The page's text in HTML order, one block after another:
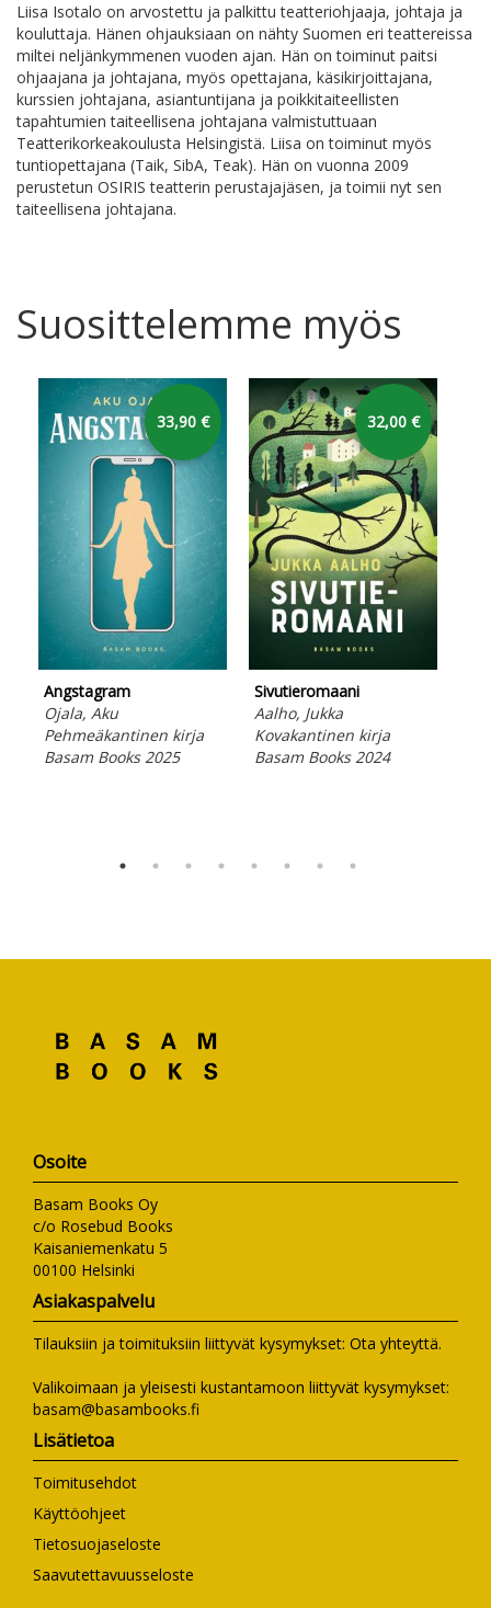
Liisa Isotalo on arvostettu ja palkittu teatteriohjaaja, johtaja ja
kouluttaja. Hänen ohjauksiaan on nähty Suomen eri teattereissa
miltei neljänkymmenen vuoden ajan. Hän on toiminut paitsi
ohjaajana ja johtajana, myös opettajana, käsikirjoittajana,
kurssien johtajana, asiantuntijana ja poikkitaiteellisten
tapahtumien taiteellisena johtajana valmistuttuaan
Teatterikorkeakoulusta Helsingistä. Liisa on toiminut myös
tuntiopettajana (Taik, SibA, Teak). Hän on vuonna 2009
perustetun OSIRIS teatterin perustajajäsen, ja toimii nyt sen
taiteellisena johtajana.
Suosittelemme myös
33,90 €
Angstagram
Ojala, Aku
Pehmeäkantinen kirja
Basam Books 2025
32,00 €
Sivutieromaani
Aalho, Jukka
Kovakantinen kirja
Basam Books 2024
Osoite
Basam Books Oy
c/o Rosebud Books
Kaisaniemenkatu 5
00100 Helsinki
Asiakaspalvelu
Tilauksiin ja toimituksiin liittyvät kysymykset: Ota yhteyttä.
Valikoimaan ja yleisesti kustantamoon liittyvät kysymykset:
basam@basambooks.fi
Lisätietoa
Toimitusehdot
Käyttöohjeet
Tietosuojaseloste
Saavutettavuusseloste